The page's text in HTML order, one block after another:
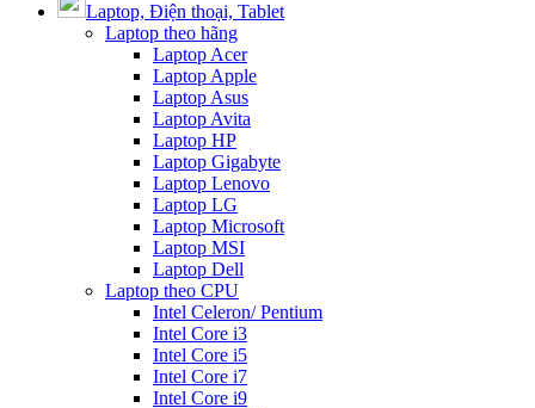
Laptop, Điện thoại, Tablet
Laptop theo hãng
Laptop Acer
Laptop Apple
Laptop Asus
Laptop Avita
Laptop HP
Laptop Gigabyte
Laptop Lenovo
Laptop LG
Laptop Microsoft
Laptop MSI
Laptop Dell
Laptop theo CPU
Intel Celeron/ Pentium
Intel Core i3
Intel Core i5
Intel Core i7
Intel Core i9